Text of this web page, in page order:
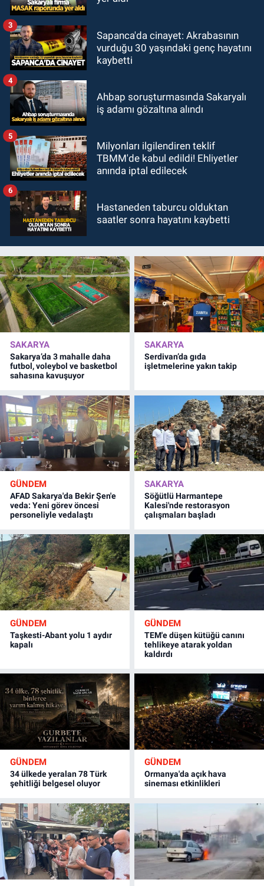
Sapanca'da cinayet: Akrabasının
vurduğu 30 yaşındaki genç hayatını
kaybetti
3
Ahbap soruşturmasında Sakaryalı
iş adamı gözaltına alındı
4
Milyonları ilgilendiren teklif
TBMM'de kabul edildi! Ehliyetler
anında iptal edilecek
5
Hastaneden taburcu olduktan
saatler sonra hayatını kaybetti
6
SAKARYA
Sakarya’da 3 mahalle daha
futbol, voleybol ve basketbol
sahasına kavuşuyor
SAKARYA
Serdivan’da gıda
işletmelerine yakın takip
GÜNDEM
AFAD Sakarya'da Bekir Şen'e
veda: Yeni görev öncesi
personeliyle vedalaştı
SAKARYA
Söğütlü Harmantepe
Kalesi'nde restorasyon
çalışmaları başladı
GÜNDEM
Taşkesti-Abant yolu 1 aydır
kapalı
GÜNDEM
TEM'e düşen kütüğü canını
tehlikeye atarak yoldan
kaldırdı
GÜNDEM
34 ülkede yeralan 78 Türk
şehitliği belgesel oluyor
GÜNDEM
Ormanya'da açık hava
sineması etkinlikleri